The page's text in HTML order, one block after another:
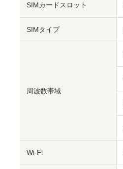
SIMカードスロット
SIMタイプ
周波数帯域
Wi-Fi